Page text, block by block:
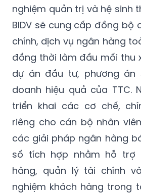
nghiệm quản trị và hệ sinh
BIDV sẽ cung cấp đồng bộ
chính, dịch vụ ngân hàng
đồng thời làm đầu mối thu
dự án đầu tư, phương án
doanh hiệu quả của TTC.
triển khai các cơ chế,
riêng cho cán bộ nhân
các giải pháp ngân hàng
số tích hợp nhằm hỗ trợ
hàng, quản lý tài chính
nghiệm khách hàng trong